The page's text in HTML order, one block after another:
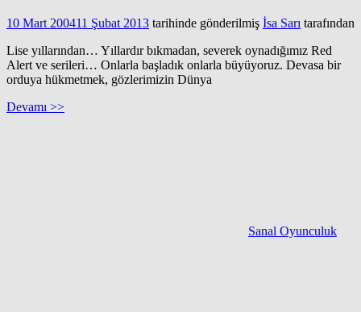
10 Mart 200411 Şubat 2013 tarihinde gönderilmiş İsa Sarı tarafından
Lise yıllarından… Yıllardır bıkmadan, severek oynadığımız Red
Alert ve serileri… Onlarla başladık onlarla büyüyoruz. Devasa bir
orduya hükmetmek, gözlerimizin Dünya
Devamı >>
Sanal Oyunculuk